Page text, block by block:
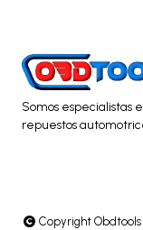
Somos especialistas
repuestos
Copyright Obdtools